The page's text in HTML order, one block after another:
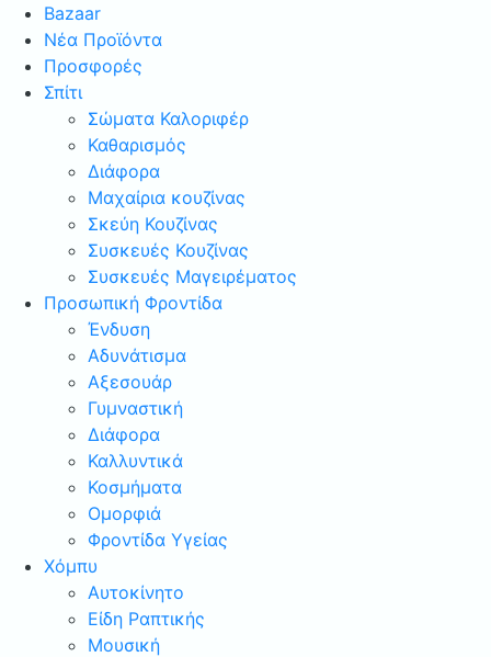
Bazaar
Νέα Προϊόντα
Προσφορές
Σπίτι
Σώματα Καλοριφέρ
Καθαρισμός
Διάφορα
Μαχαίρια κουζίνας
Σκεύη Κουζίνας
Συσκευές Κουζίνας
Συσκευές Μαγειρέματος
Προσωπική Φροντίδα
Ένδυση
Αδυνάτισμα
Αξεσουάρ
Γυμναστική
Διάφορα
Καλλυντικά
Κοσμήματα
Ομορφιά
Φροντίδα Υγείας
Χόμπυ
Αυτοκίνητο
Είδη Ραπτικής
Μουσική